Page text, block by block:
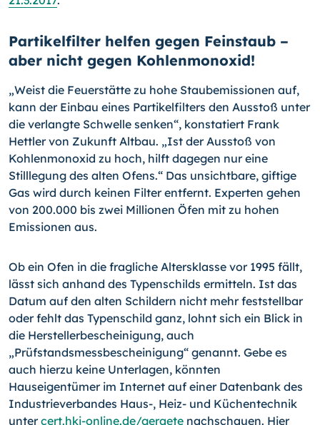
Partikelfilter helfen gegen Feinstaub –
aber nicht gegen Kohlenmonoxid!
„Weist die Feuerstätte zu hohe Staubemissionen auf,
kann der Einbau eines Partikelfilters den Ausstoß unter
die verlangte Schwelle senken“, konstatiert Frank
Hettler von Zukunft Altbau. „Ist der Ausstoß von
Kohlenmonoxid zu hoch, hilft dagegen nur eine
Stilllegung des alten Ofens.“ Das unsichtbare, giftige
Gas wird durch keinen Filter entfernt. Experten gehen
von 200.000 bis zwei Millionen Öfen mit zu hohen
Emissionen aus.
Ob ein Ofen in die fragliche Altersklasse vor 1995 fällt,
lässt sich anhand des Typenschilds ermitteln. Ist das
Datum auf den alten Schildern nicht mehr feststellbar
oder fehlt das Typenschild ganz, lohnt sich ein Blick in
die Herstellerbescheinigung, auch
„Prüfstandsmessbescheinigung“ genannt. Gebe es
auch hierzu keine Unterlagen, könnten
Hauseigentümer im Internet auf einer Datenbank des
Industrieverbandes Haus-, Heiz- und Küchentechnik
untercert.hki-online.de/geraete nachschauen. Hier